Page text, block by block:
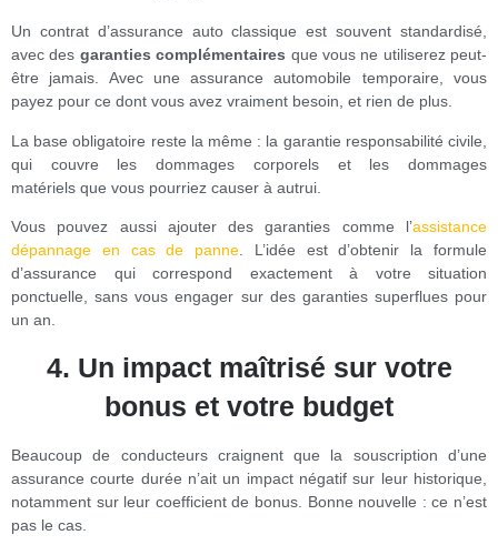
Un contrat d’assurance auto classique est souvent standardisé,
avec des garanties complémentaires que vous ne utiliserez peut-
être jamais. Avec une assurance automobile temporaire, vous
payez pour ce dont vous avez vraiment besoin, et rien de plus.
La base obligatoire reste la même : la garantie responsabilité civile,
qui couvre les dommages corporels et les dommages
matériels que vous pourriez causer à autrui.
Vous pouvez aussi ajouter des garanties comme l’assistance
dépannage en cas de panne. L’idée est d’obtenir la formule
d’assurance qui correspond exactement à votre situation
ponctuelle, sans vous engager sur des garanties superflues pour
un an.
4. Un impact maîtrisé sur votre
bonus et votre budget
Beaucoup de conducteurs craignent que la souscription d’une
assurance courte durée n’ait un impact négatif sur leur historique,
notamment sur leur coefficient de bonus. Bonne nouvelle : ce n’est
pas le cas.